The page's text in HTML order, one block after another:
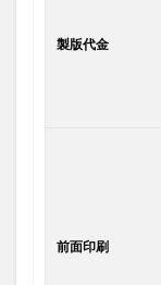
製版代金
前面印刷